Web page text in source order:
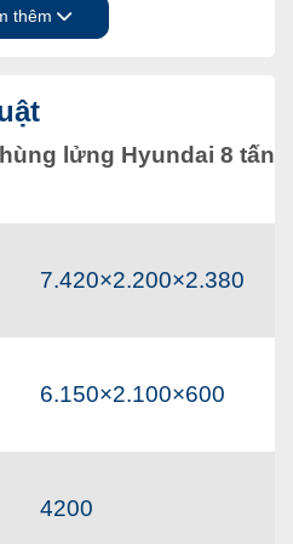
Mighty EX8 GTL
thêm
lửng Hyundai 8 tấn
7.420×2.200×2.380
6.150×2.100×600
4200